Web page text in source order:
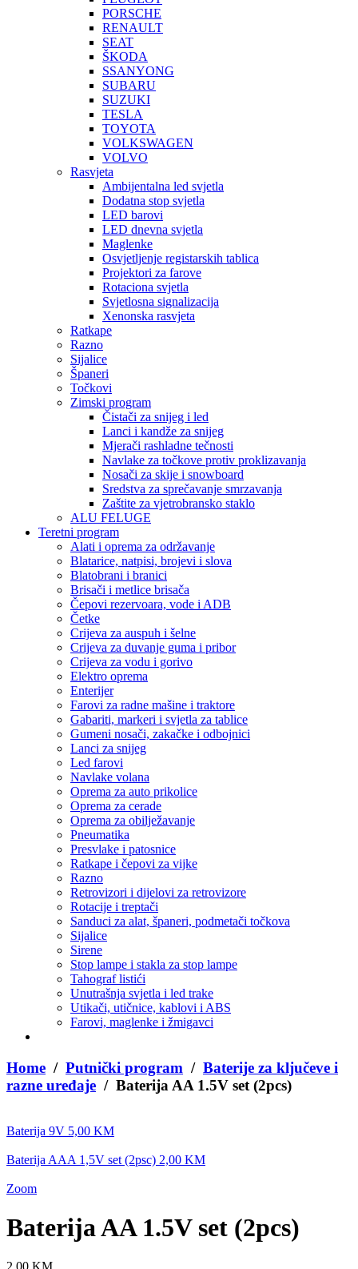
PORSCHE
RENAULT
SEAT
ŠKODA
SSANYONG
SUBARU
SUZUKI
TESLA
TOYOTA
VOLKSWAGEN
VOLVO
Rasvjeta
Ambijentalna led svjetla
Dodatna stop svjetla
LED barovi
LED dnevna svjetla
Maglenke
Osvjetljenje registarskih tablica
Projektori za farove
Rotaciona svjetla
Svjetlosna signalizacija
Xenonska rasvjeta
Ratkape
Razno
Sijalice
Španeri
Točkovi
Zimski program
Čistači za snijeg i led
Lanci i kandže za snijeg
Mjerači rashladne tečnosti
Navlake za točkove protiv proklizavanja
Nosači za skije i snowboard
Sredstva za sprečavanje smrzavanja
Zaštite za vjetrobransko staklo
ALU FELUGE
Teretni program
Alati i oprema za održavanje
Blatarice, natpisi, brojevi i slova
Blatobrani i branici
Brisači i metlice brisača
Čepovi rezervoara, vode i ADB
Četke
Crijeva za auspuh i šelne
Crijeva za duvanje guma i pribor
Crijeva za vodu i gorivo
Elektro oprema
Enterijer
Farovi za radne mašine i traktore
Gabariti, markeri i svjetla za tablice
Gumeni nosači, zakačke i odbojnici
Lanci za snijeg
Led farovi
Navlake volana
Oprema za auto prikolice
Oprema za cerade
Oprema za obilježavanje
Pneumatika
Presvlake i patosnice
Ratkape i čepovi za vijke
Razno
Retrovizori i dijelovi za retrovizore
Rotacije i treptači
Sanduci za alat, španeri, podmetači točkova
Sijalice
Sirene
Stop lampe i stakla za stop lampe
Tahograf listići
Unutrašnja svjetla i led trake
Utikači, utičnice, kablovi i ABS
Farovi, maglenke i žmigavci
Home / Putnički program / Baterije za ključeve i
razne uređaje / Baterija AA 1.5V set (2pcs)
Baterija 9V 5,00 KM
Baterija AAA 1,5V set (2psc) 2,00 KM
Zoom
Baterija AA 1.5V set (2pcs)